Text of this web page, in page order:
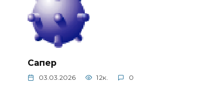
Сапер
03.03.2026 12к. 0